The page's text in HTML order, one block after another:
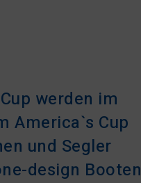
werden im
America`s Cup
und Segler
design Booten